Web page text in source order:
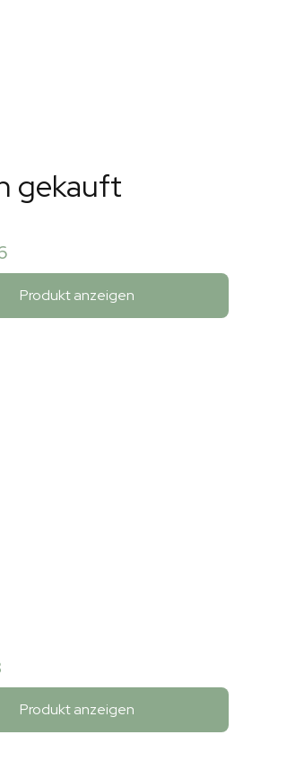
gekauft
Produkt anzeigen
Produkt anzeigen